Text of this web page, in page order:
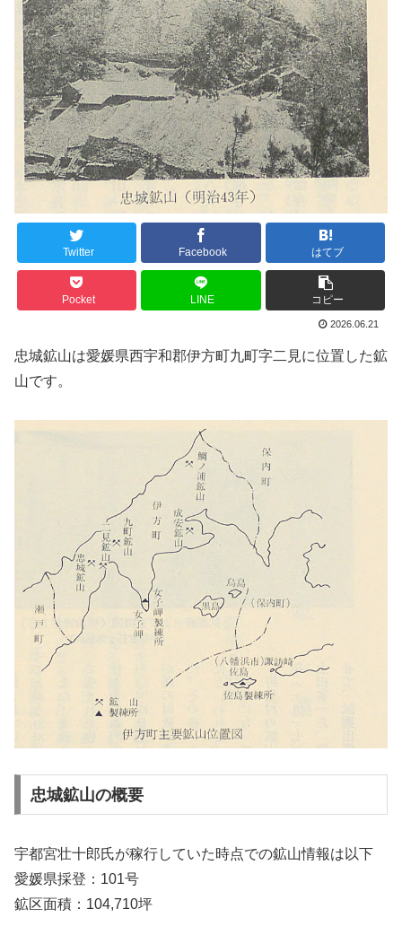
Twitter Facebook はてブ
Pocket LINE コピー
2026.06.21
忠城鉱山は愛媛県西宇和郡伊方町九町字二見に位置した鉱
山です。
忠城鉱山の概要
宇都宮壮十郎氏が稼行していた時点での鉱山情報は以下
愛媛県採登：101号
鉱区面積：104,710坪